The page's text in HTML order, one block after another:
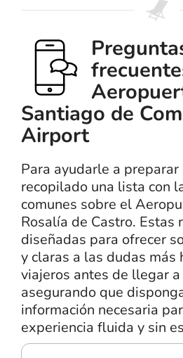
Santiago de
Airport
Para ayudarle a preparar
recopilado una lista con
comunes sobre el
Rosalía de Castro. Estas
diseñadas para ofrecer
y claras a las dudas más
viajeros antes de llegar
asegurando que
información necesaria
experiencia fluida y sin